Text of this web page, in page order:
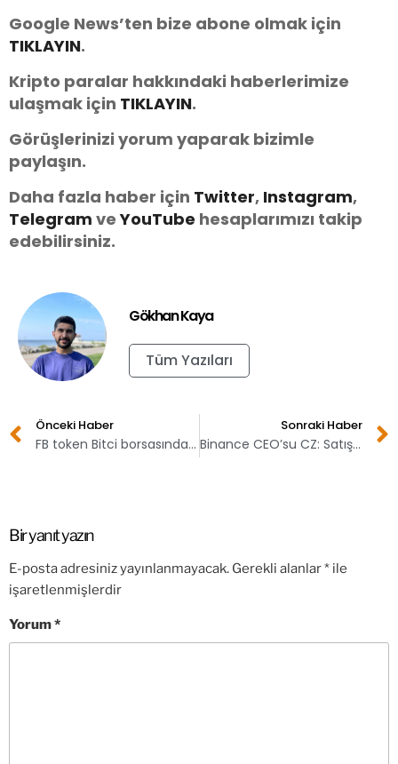
Google News’ten bize abone olmak için
TIKLAYIN.
Kripto paralar hakkındaki haberlerimize
ulaşmak için TIKLAYIN.
Görüşlerinizi yorum yaparak bizimle
paylaşın.
Daha fazla haber için Twitter, Instagram,
Telegram veYouTube hesaplarımızı takip
edebilirsiniz.
Gökhan Kaya
Tüm Yazıları
Önceki Haber
FB token Bitci borsasında listeleniyor!
Sonraki Haber
Binance CEO’su CZ: Satış yapmadık, FTT bile tutuyoruz
Bir yanıt yazın
E-posta adresiniz yayınlanmayacak. Gerekli alanlar* ile
işaretlenmişlerdir
Yorum*